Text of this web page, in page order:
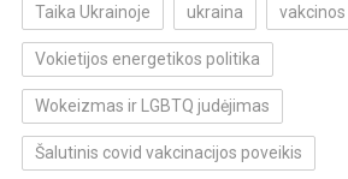
Taika Ukrainoje ukraina vakcinos
Vokietijos energetikos politika
Wokeizmas ir LGBTQ judėjimas
Šalutinis covid vakcinacijos poveikis